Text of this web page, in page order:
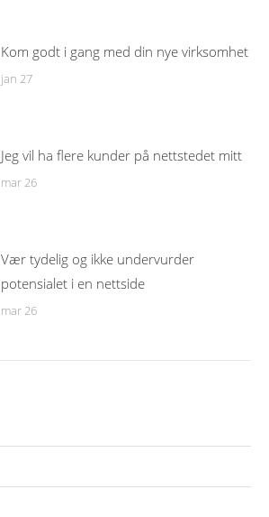
Kom godt i gang med din nye virksomhet
jan 27
Jeg vil ha flere kunder på nettstedet mitt
mar 26
Vær tydelig og ikke undervurder
potensialet i en nettside
mar 26